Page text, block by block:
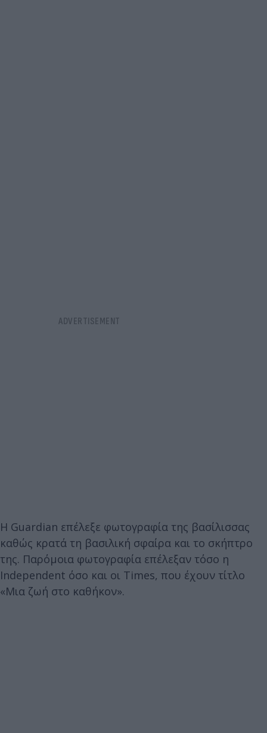
Η Guardian επέλεξε φωτογραφία της βασίλισσας
καθώς κρατά τη βασιλική σφαίρα και το σκήπτρο
της. Παρόμοια φωτογραφία επέλεξαν τόσο η
Independent όσο και οι Times, που έχουν τίτλο
«Μια ζωή στο καθήκον».